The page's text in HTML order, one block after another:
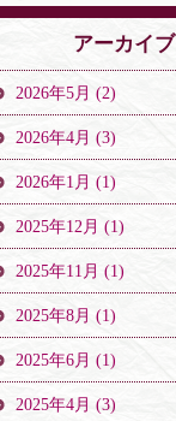
アーカイブ
2026年5月 (2)
2026年4月 (3)
2026年1月 (1)
2025年12月 (1)
2025年11月 (1)
2025年8月 (1)
2025年6月 (1)
2025年4月 (3)